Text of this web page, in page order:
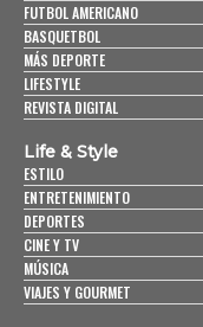
FUTBOL AMERICANO
BASQUETBOL
MÁS DEPORTE
LIFESTYLE
REVISTA DIGITAL
Life & Style
ESTILO
ENTRETENIMIENTO
DEPORTES
CINE Y TV
MÚSICA
VIAJES Y GOURMET